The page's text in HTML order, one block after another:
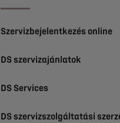
Szervizbejelentkezés online
DS szervizajánlatok
DS Services
DS szervizszolgáltatási